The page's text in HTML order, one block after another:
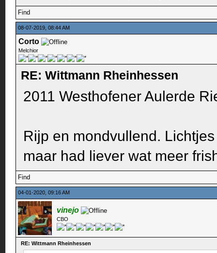
Find
08-07-2019, 08:44 AM
Corto
Melchior
RE: Wittmann Rheinhessen
2011 Westhofener Aulerde
Rijp en mondvullend.
maar had liever wat meer
Find
04-01-2020, 09:16 AM
vinejo
CBO
RE: Wittmann Rheinhessen